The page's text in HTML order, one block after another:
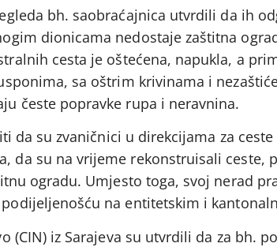
bh. saobraćajnica utvrdili da ih
dionicama nedostaje zaštitna
cesta je oštećena, napukla, a
sa oštrim krivinama i
česte popravke rupa i neravnina.
da su zvaničnici u direkcijama za ceste
da su na vrijeme rekonstruisali ceste,
ogradu. Umjesto toga, svoj nerad
na entitetskim i
(CIN) iz Sarajeva su utvrdili da za bh.